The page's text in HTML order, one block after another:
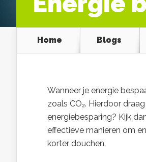
Home Blogs
Wanneer je energie
zoals CO₂. Hierdoor
energiebesparing? Kijk
effectieve manieren om
korter douchen.